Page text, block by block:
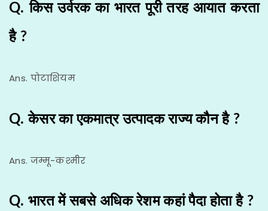
Q. किस उर्वरक का भारत पूरी तरह आयात करता
है ?
Ans. पोटाशियम
Q. केसर का एकमात्र उत्पादक राज्य कौन है ?
Ans. जम्मू-कश्मीर
Q. भारत में सबसे अधिक रेशम कहां पैदा होता है ?